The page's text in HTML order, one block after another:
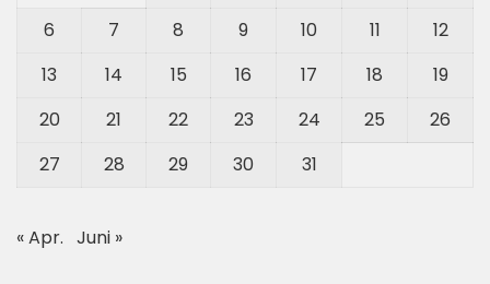
6
7 8 9 10 11
12
13
14 15 16 17 18
19
20
21 22 23 24 25
26
27
28 29 30 31
« Apr. Juni »